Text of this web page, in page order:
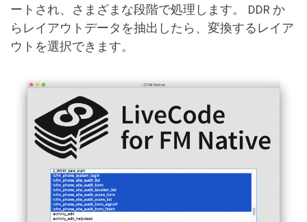
ートされ、さまざまな段階で処理します。 DDR か
らレイアウトデータを抽出したら、変換するレイア
ウトを選択できます。